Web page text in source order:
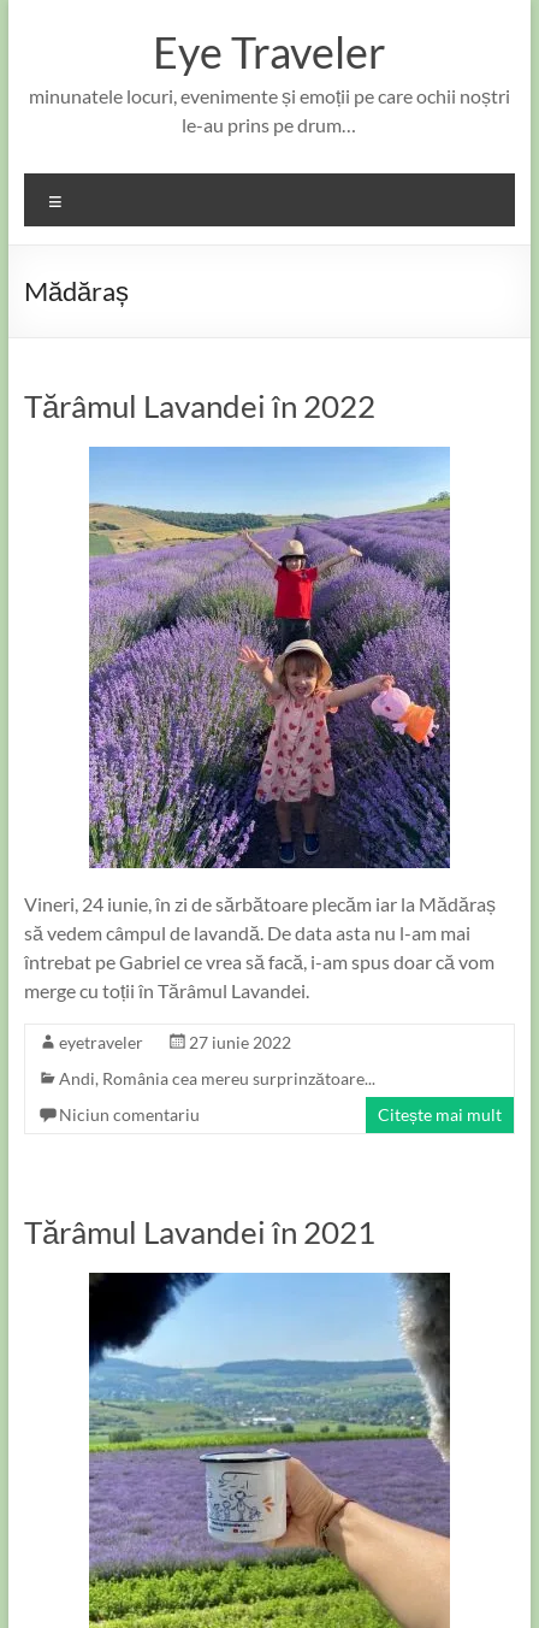
Eye Traveler
minunatele locuri, evenimente și emoții pe care ochii noștri
le-au prins pe drum…
Mădăraș
Tărâmul Lavandei în 2022
Vineri, 24 iunie, în zi de sărbătoare plecăm iar la Mădăraș
să vedem câmpul de lavandă. De data asta nu l-am mai
întrebat pe Gabriel ce vrea să facă, i-am spus doar că vom
merge cu toții în Tărâmul Lavandei.
eyetraveler
27 iunie 2022
Andi, România cea mereu surprinzătoare...
Niciun comentariu
Citește mai mult
Tărâmul Lavandei în 2021